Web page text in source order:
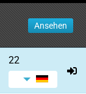
Ansehen
22